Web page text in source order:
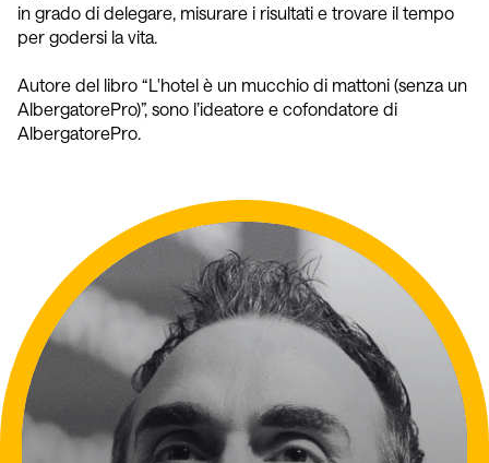
in grado di delegare, misurare i risultati e trovare il tempo
per godersi la vita.
Autore del libro “L'hotel è un mucchio di mattoni (senza un
AlbergatorePro)”, sono l’ideatore e cofondatore di
AlbergatorePro.